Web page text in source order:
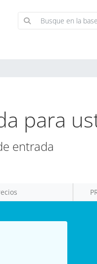
para
entrada